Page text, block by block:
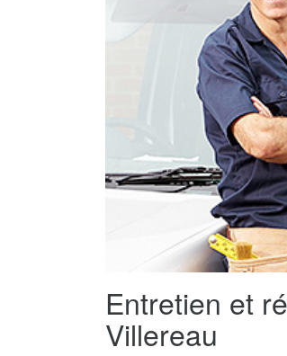
Entretien et
Villereau